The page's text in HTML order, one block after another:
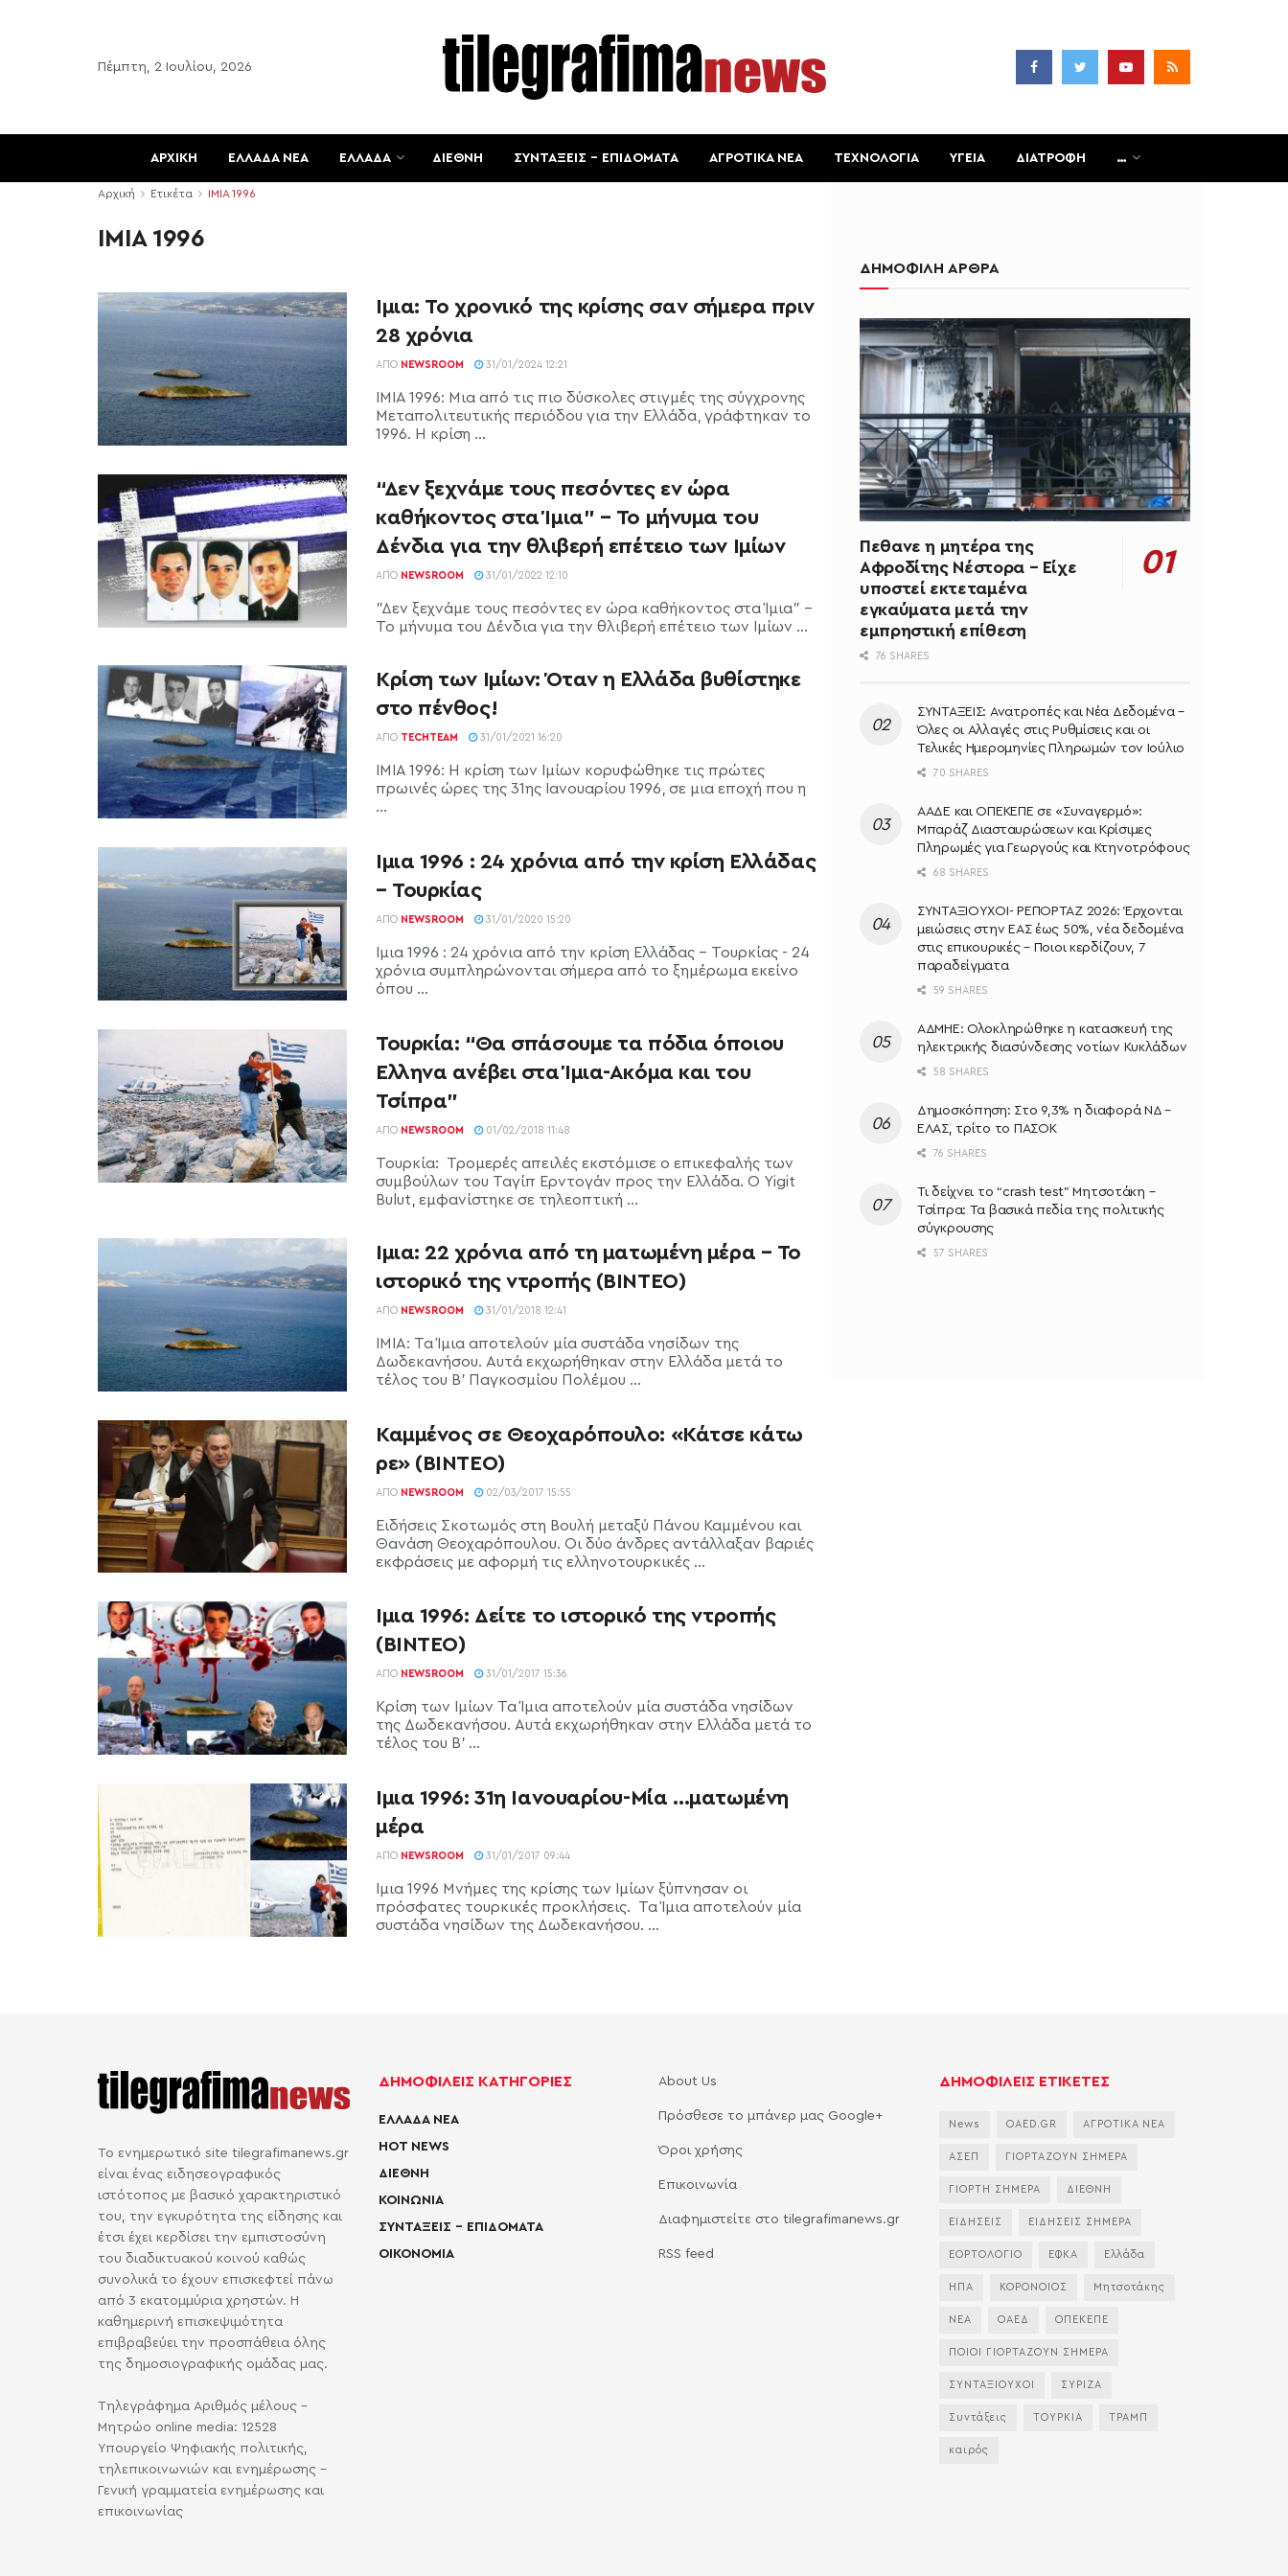
Πέμπτη, 2 Ιουλίου, 2026
ΑΡΧΙΚΗ ΕΛΛΑΔΑ ΝΕΑ ΕΛΛΑΔΑ ΔΙΕΘΝΗ ΣΥΝΤΑΞΕΙΣ – ΕΠΙΔΟΜΑΤΑ ΑΓΡΟΤΙΚΑ ΝΕΑ ΤΕΧΝΟΛΟΓΙΑ ΥΓΕΙΑ ΔΙΑΤΡΟΦΗ …
Αρχική Ετικέτα ΙΜΙΑ 1996
ΙΜΙΑ 1996
Ιμια: Το χρονικό της κρίσης σαν σήμερα πριν
28 χρόνια
ΑΠΌ NEWSROOM 31/01/2024 12:21
ΙΜΙΑ 1996: Μια από τις πιο δύσκολες στιγμές της σύγχρονης
Μεταπολιτευτικής περιόδου για την Ελλάδα, γράφτηκαν το
1996. Η κρίση ...
“Δεν ξεχνάμε τους πεσόντες εν ώρα
καθήκοντος στα Ίμια” – Το μήνυμα του
Δένδια για την θλιβερή επέτειο των Ιμίων
ΑΠΌ NEWSROOM 31/01/2022 12:10
"Δεν ξεχνάμε τους πεσόντες εν ώρα καθήκοντος στα Ίμια" -
Το μήνυμα του Δένδια για την θλιβερή επέτειο των Ιμίων ...
Κρίση των Ιμίων: Όταν η Ελλάδα βυθίστηκε
στο πένθος!
ΑΠΌ TECHTEAM 31/01/2021 16:20
ΙΜΙΑ 1996: Η κρίση των Ιμίων κορυφώθηκε τις πρώτες
πρωινές ώρες της 31ης Ιανουαρίου 1996, σε μια εποχή που η
...
Ιμια 1996 : 24 χρόνια από την κρίση Ελλάδας
– Τουρκίας
ΑΠΌ NEWSROOM 31/01/2020 15:20
Ιμια 1996 : 24 χρόνια από την κρίση Ελλάδας - Τουρκίας - 24
χρόνια συμπληρώνονται σήμερα από το ξημέρωμα εκείνο
όπου ...
Τουρκία: “Θα σπάσουμε τα πόδια όποιου
Έλληνα ανέβει στα Ίμια-Ακόμα και του
Τσίπρα”
ΑΠΌ NEWSROOM 01/02/2018 11:48
Τουρκία: Τρομερές απειλές εκστόμισε ο επικεφαλής των
συμβούλων του Ταγίπ Ερντογάν προς την Ελλάδα. Ο Yigit
Bulut, εμφανίστηκε σε τηλεοπτική ...
Ιμια: 22 χρόνια από τη ματωμένη μέρα – Το
ιστορικό της ντροπής (ΒΙΝΤΕΟ)
ΑΠΌ NEWSROOM 31/01/2018 12:41
ΙΜΙΑ: Τα Ίμια αποτελούν μία συστάδα νησίδων της
Δωδεκανήσου. Αυτά εκχωρήθηκαν στην Ελλάδα μετά το
τέλος του Β' Παγκοσμίου Πολέμου ...
Καμμένος σε Θεοχαρόπουλο: «Κάτσε κάτω
ρε» (ΒΙΝΤΕΟ)
ΑΠΌ NEWSROOM 02/03/2017 15:55
Ειδήσεις Σκοτωμός στη Βουλή μεταξύ Πάνου Καμμένου και
Θανάση Θεοχαρόπουλου. Οι δύο άνδρες αντάλλαξαν βαριές
εκφράσεις με αφορμή τις ελληνοτουρκικές ...
Ιμια 1996: Δείτε το ιστορικό της ντροπής
(ΒΙΝΤΕΟ)
ΑΠΌ NEWSROOM 31/01/2017 15:36
Κρίση των Ιμίων Τα Ίμια αποτελούν μία συστάδα νησίδων
της Δωδεκανήσου. Αυτά εκχωρήθηκαν στην Ελλάδα μετά το
τέλος του Β' ...
Ιμια 1996: 31η Ιανουαρίου-Μία …ματωμένη
μέρα
ΑΠΌ NEWSROOM 31/01/2017 09:44
Ίμια 1996 Μνήμες της κρίσης των Ιμίων ξύπνησαν οι
πρόσφατες τουρκικές προκλήσεις. Τα Ίμια αποτελούν μία
συστάδα νησίδων της Δωδεκανήσου. ...
ΔΗΜΟΦΙΛΗ ΑΡΘΡΑ
Πεθανε η μητέρα της
Αφροδίτης Νέστορα – Είχε
υποστεί εκτεταμένα
εγκαύματα μετά την
εμπρηστική επίθεση
76 SHARES
ΣΥΝΤΑΞΕΙΣ: Ανατροπές και Νέα Δεδομένα –
Όλες οι Αλλαγές στις Ρυθμίσεις και οι
Τελικές Ημερομηνίες Πληρωμών τον Ιούλιο
70 SHARES
ΑΑΔΕ και ΟΠΕΚΕΠΕ σε «Συναγερμό»:
Μπαράζ Διασταυρώσεων και Κρίσιμες
Πληρωμές για Γεωργούς και Κτηνοτρόφους
68 SHARES
ΣΥΝΤΑΞΙΟΥΧΟΙ- ΡΕΠΟΡΤΑΖ 2026: Έρχονται
μειώσεις στην ΕΑΣ έως 50%, νέα δεδομένα
στις επικουρικές – Ποιοι κερδίζουν, 7
παραδείγματα
59 SHARES
ΑΔΜΗΕ: Ολοκληρώθηκε η κατασκευή της
ηλεκτρικής διασύνδεσης νοτίων Κυκλάδων
58 SHARES
Δημοσκόπηση: Στο 9,3% η διαφορά ΝΔ –
ΕΛΑΣ, τρίτο το ΠΑΣΟΚ
76 SHARES
Τι δείχνει το “crash test” Μητσοτάκη –
Τσίπρα: Τα βασικά πεδία της πολιτικής
σύγκρουσης
57 SHARES
Το ενημερωτικό site tilegrafimanews.gr
είναι ένας ειδησεογραφικός
ιστότοπος με βασικό χαρακτηριστικό
του, την εγκυρότητα της είδησης και
έτσι έχει κερδίσει την εμπιστοσύνη
του διαδικτυακού κοινού καθώς
συνολικά το έχουν επισκεφτεί πάνω
από 3 εκατομμύρια χρηστών. Η
καθημερινή επισκεψιμότητα
επιβραβεύει την προσπάθεια όλης
της δημοσιογραφικής ομάδας μας.
Τηλεγράφημα Αριθμός μέλους -
Μητρώο online media: 12528
Υπουργείο Ψηφιακής πολιτικής,
τηλεπικοινωνιών και ενημέρωσης -
Γενική γραμματεία ενημέρωσης και
επικοινωνίας
ΔΗΜΟΦΙΛΕΙΣ ΚΑΤΗΓΟΡΙΕΣ
ΕΛΛΑΔΑ ΝΕΑ
HOT NEWS
ΔΙΕΘΝΗ
ΚΟΙΝΩΝΙΑ
ΣΥΝΤΑΞΕΙΣ – ΕΠΙΔΟΜΑΤΑ
ΟΙΚΟΝΟΜΙΑ
About Us
Πρόσθεσε το μπάνερ μας Google+
Όροι χρήσης
Επικοινωνία
Διαφημιστείτε στο tilegrafimanews.gr
RSS feed
ΔΗΜΟΦΙΛΕΙΣ ΕΤΙΚΕΤΕΣ
News OAED.GR ΑΓΡΟΤΙΚΑ ΝΕΑ
ΑΣΕΠ ΓΙΟΡΤΑΖΟΥΝ ΣΗΜΕΡΑ
ΓΙΟΡΤΗ ΣΗΜΕΡΑ ΔΙΕΘΝΗ
ΕΙΔΗΣΕΙΣ ΕΙΔΗΣΕΙΣ ΣΗΜΕΡΑ
ΕΟΡΤΟΛΟΓΙΟ ΕΦΚΑ Ελλάδα
ΗΠΑ ΚΟΡΟΝΟΙΟΣ Μητσοτάκης
ΝΕΑ ΟΑΕΔ ΟΠΕΚΕΠΕ
ΠΟΙΟΙ ΓΙΟΡΤΑΖΟΥΝ ΣΗΜΕΡΑ
ΣΥΝΤΑΞΙΟΥΧΟΙ ΣΥΡΙΖΑ
Συντάξεις ΤΟΥΡΚΙΑ ΤΡΑΜΠ
καιρός